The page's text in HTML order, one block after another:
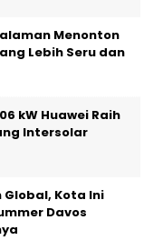
Menonton
Lebih Seru dan
kW Huawei Raih
Intersolar
Kota Ini
Davos